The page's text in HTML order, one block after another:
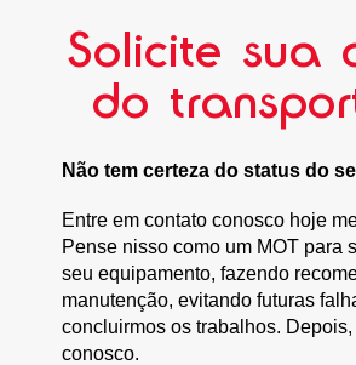
Solicite sua
do
Não tem certeza do status do
Entre em contato conosco hoje
Pense nisso como um MOT para
seu equipamento, fazendo
manutenção, evitando futuras
concluirmos os trabalhos.
conosco.